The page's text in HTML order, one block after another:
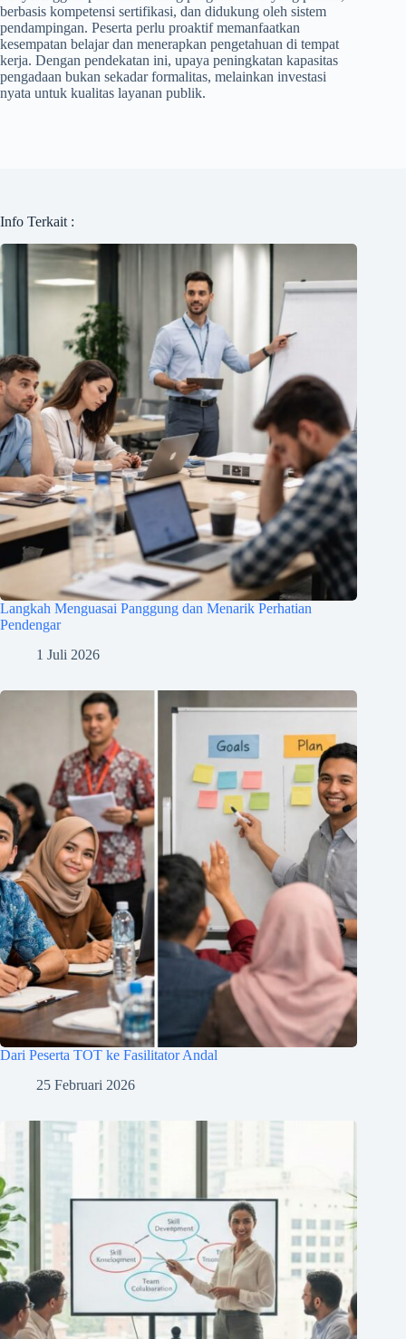
berbasis kompetensi sertifikasi, dan didukung oleh sistem
pendampingan. Peserta perlu proaktif memanfaatkan
kesempatan belajar dan menerapkan pengetahuan di tempat
kerja. Dengan pendekatan ini, upaya peningkatan kapasitas
pengadaan bukan sekadar formalitas, melainkan investasi
nyata untuk kualitas layanan publik.
Info Terkait :
Langkah Menguasai Panggung dan Menarik Perhatian
Pendengar
1 Juli 2026
Dari Peserta TOT ke Fasilitator Andal
25 Februari 2026